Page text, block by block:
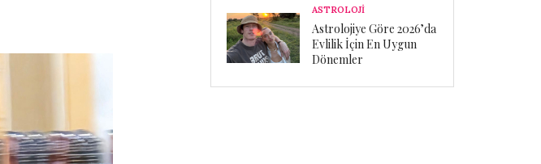
ASTROLOJİ
Astrolojiye Göre 2026’da
Evlilik İçin En Uygun
Dönemler